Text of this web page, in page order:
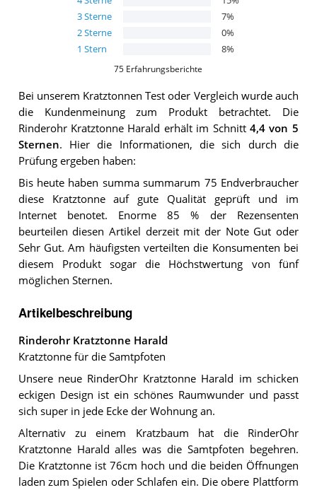
3Sterne 7%
2Sterne 0%
1 Stern 8%
75 Erfahrungsberichte
Bei unserem Kratztonnen Test oder Vergleich wurde auch
die Kundenmeinung zum Produkt betrachtet.
Die
Rinderohr Kratztonne Harald erhält im Schnitt4,4 von 5
Sternen. Hier die Informationen, die sich durch die
Prüfung ergeben haben:
Bis heute haben summa summarum 75 Endverbraucher
diese Kratztonne auf gute Qualität geprüft und im
Internet benotet. Enorme 85 % der Rezensenten
beurteilen diesen Artikel derzeit mit der Note Gut oder
Sehr Gut. Am häufigsten verteilten die Konsumenten bei
diesem Produkt sogar die Höchstwertung von fünf
möglichen Sternen.
Artikelbeschreibung
Rinderohr Kratztonne Harald
Kratztonne für die Samtpfoten
Unsere neue RinderOhr Kratztonne Harald im schicken
eckigen Design ist ein schönes Raumwunder und passt
sich super in jede Ecke der Wohnung an.
Alternativ zu einem Kratzbaum hat die RinderOhr
Kratztonne Harald alles was die Samtpfoten begehren.
Die Kratztonne ist 76cm hoch und die beiden Öffnungen
laden zum Spielen oder Schlafen ein. Die obere Plattform